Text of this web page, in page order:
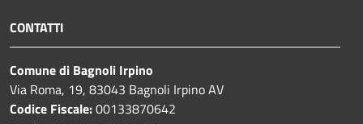
CONTATTI
Comune di Bagnoli Irpino
Via Roma, 19, 83043 Bagnoli Irpino AV
Codice Fiscale:00133870642